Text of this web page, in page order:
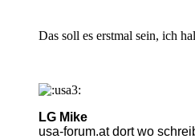
Das soll es erstmal sein, ich
LG Mike
usa-forum.at dort wo